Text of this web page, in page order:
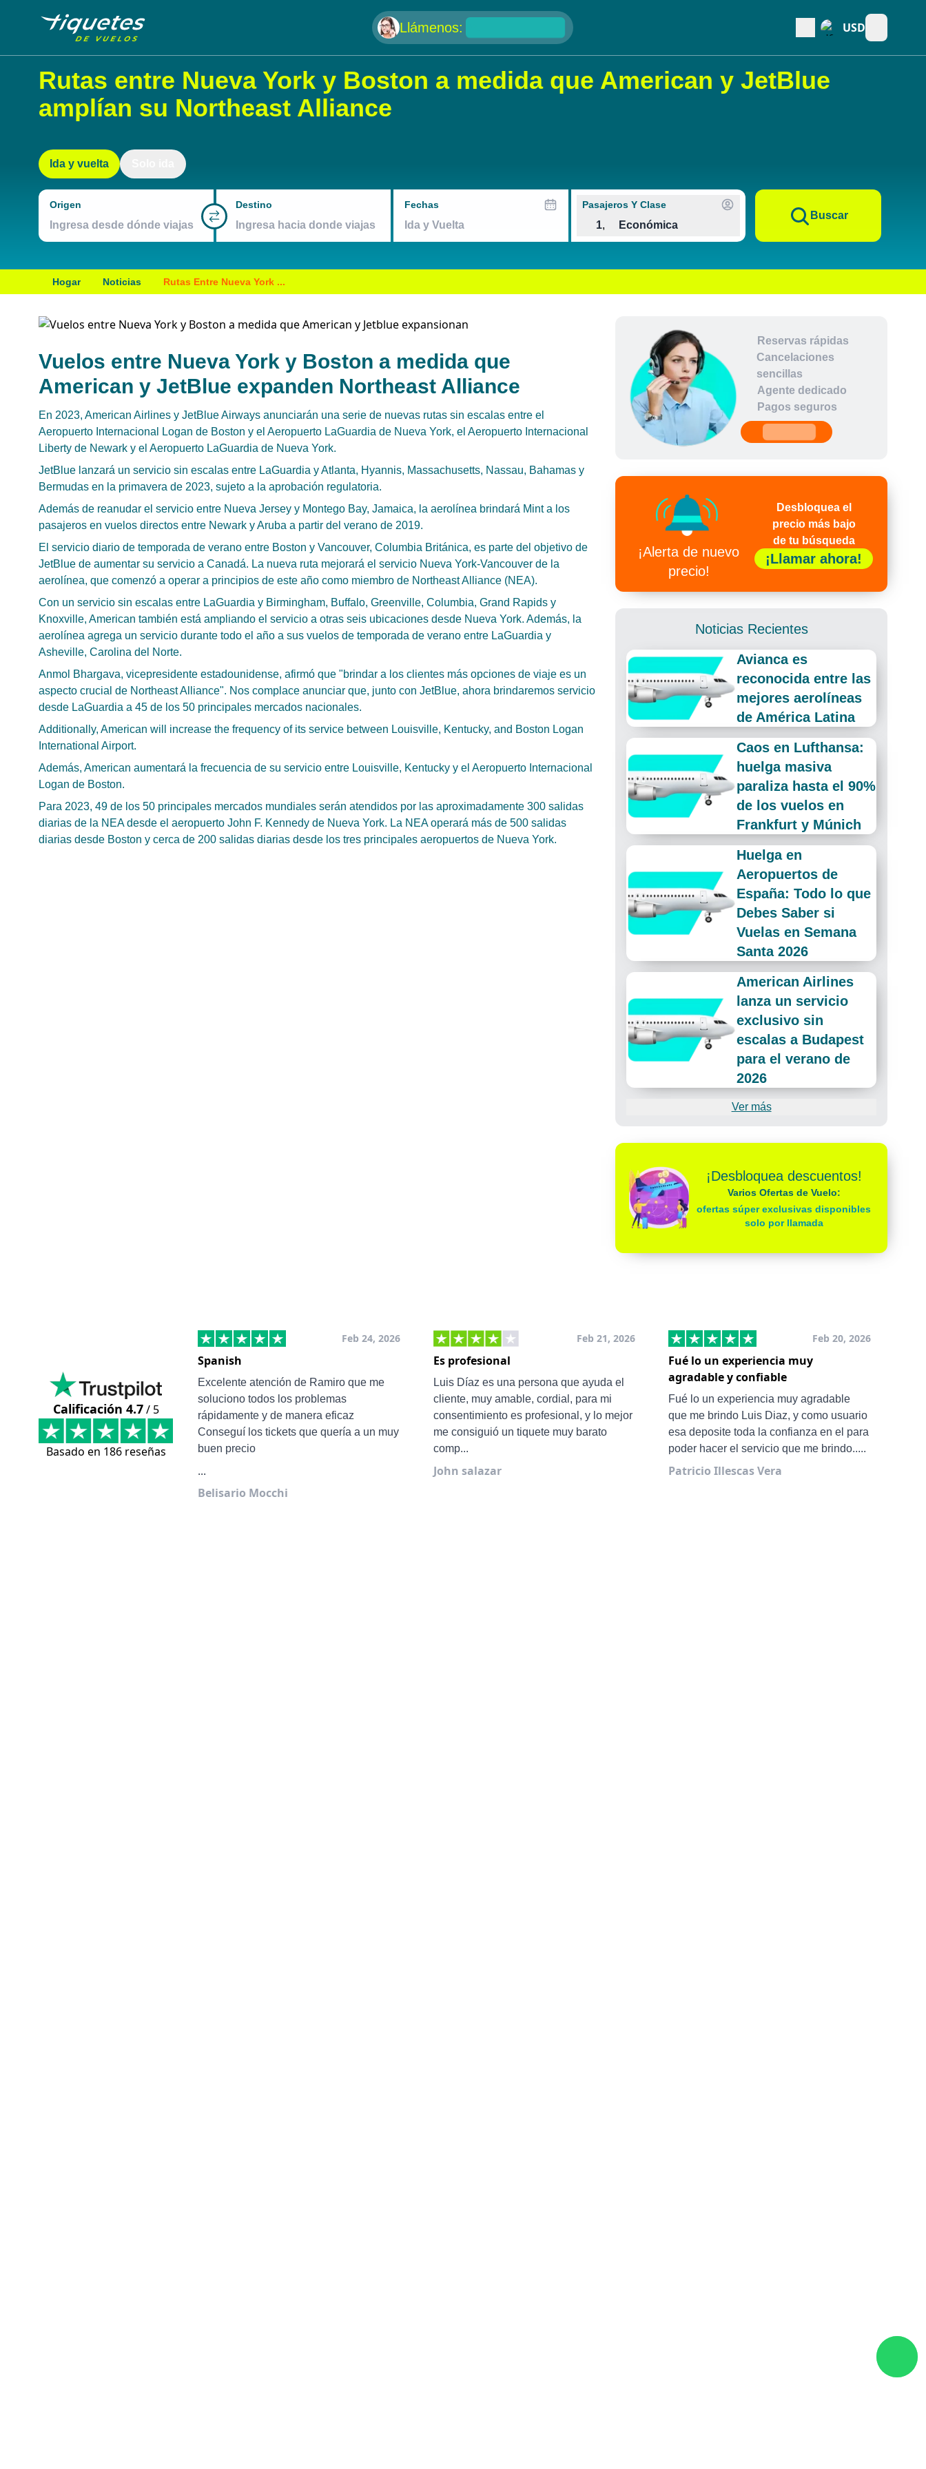
Llámenos: USD
Rutas entre Nueva York y Boston a medida que American y JetBlue
amplían su Northeast Alliance
Ida y vuelta
Origen Destino Fechas Pasajeros Y Clase
1, Económica
Buscar
Hogar Noticias Rutas Entre Nueva York ...
Vuelos entre Nueva York y Boston a medida que
American y JetBlue expanden Northeast Alliance
En 2023, American Airlines y JetBlue Airways anunciarán una serie de nuevas rutas sin escalas entre el
Aeropuerto Internacional Logan de Boston y el Aeropuerto LaGuardia de Nueva York, el Aeropuerto Internacional
Liberty de Newark y el Aeropuerto LaGuardia de Nueva York.
JetBlue lanzará un servicio sin escalas entre LaGuardia y Atlanta, Hyannis, Massachusetts, Nassau, Bahamas y
Bermudas en la primavera de 2023, sujeto a la aprobación regulatoria.
Además de reanudar el servicio entre Nueva Jersey y Montego Bay, Jamaica, la aerolínea brindará Mint a los
pasajeros en vuelos directos entre Newark y Aruba a partir del verano de 2019.
El servicio diario de temporada de verano entre Boston y Vancouver, Columbia Británica, es parte del objetivo de
JetBlue de aumentar su servicio a Canadá. La nueva ruta mejorará el servicio Nueva York-Vancouver de la
aerolínea, que comenzó a operar a principios de este año como miembro de Northeast Alliance (NEA).
Con un servicio sin escalas entre LaGuardia y Birmingham, Buffalo, Greenville, Columbia, Grand Rapids y
Knoxville, American también está ampliando el servicio a otras seis ubicaciones desde Nueva York. Además, la
aerolínea agrega un servicio durante todo el año a sus vuelos de temporada de verano entre LaGuardia y
Asheville, Carolina del Norte.
Anmol Bhargava, vicepresidente estadounidense, afirmó que "brindar a los clientes más opciones de viaje es un
aspecto crucial de Northeast Alliance". Nos complace anunciar que, junto con JetBlue, ahora brindaremos servicio
desde LaGuardia a 45 de los 50 principales mercados nacionales.
Additionally, American will increase the frequency of its service between Louisville, Kentucky, and Boston Logan
International Airport.
Además, American aumentará la frecuencia de su servicio entre Louisville, Kentucky y el Aeropuerto Internacional
Logan de Boston.
Para 2023, 49 de los 50 principales mercados mundiales serán atendidos por las aproximadamente 300 salidas
diarias de la NEA desde el aeropuerto John F. Kennedy de Nueva York. La NEA operará más de 500 salidas
diarias desde Boston y cerca de 200 salidas diarias desde los tres principales aeropuertos de Nueva York.
Reservas rápidas
Cancelaciones
sencillas
Agente dedicado
Pagos seguros
¡Alerta de nuevo
precio!
Desbloquea el
precio más bajo
de tu búsqueda
¡Llamar ahora!
Noticias Recientes
Avianca es
reconocida entre las
mejores aerolíneas
de América Latina
Caos en Lufthansa:
huelga masiva
paraliza hasta el 90%
de los vuelos en
Frankfurt y Múnich
Huelga en
Aeropuertos de
España: Todo lo que
Debes Saber si
Vuelas en Semana
Santa 2026
American Airlines
lanza un servicio
exclusivo sin
escalas a Budapest
para el verano de
2026
Ver más
¡Desbloquea descuentos!
Varios Ofertas de Vuelo:
ofertas súper exclusivas disponibles
solo por llamada
Calificación 4.7/ 5
Basado en 186 reseñas
Feb 24, 2026
Spanish
Excelente atención de Ramiro que me
soluciono todos los problemas
rápidamente y de manera eficaz
Conseguí los tickets que quería a un muy
buen precio
...
Belisario Mocchi
Feb 21, 2026
Es profesional
Luis Díaz es una persona que ayuda el
cliente, muy amable, cordial, para mi
consentimiento es profesional, y lo mejor
me consiguió un tiquete muy barato
comp...
John salazar
Feb 20, 2026
Fué lo un experiencia muy
agradable y confiable
Fué lo un experiencia muy agradable
que me brindo Luis Diaz, y como usuario
esa deposite toda la confianza en el para
poder hacer el servicio que me brindo.....
Patricio Illescas Vera